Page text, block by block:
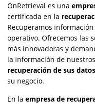
OnRetrieval es una
certificada en la
Recuperamos
operativo. Ofrecemos las
más innovadoras y
la información de
recuperación de sus datos
su negocio.
En la empresa de